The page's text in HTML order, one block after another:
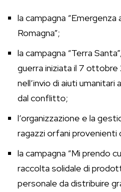
la campagna “Emergenza
Romagna”;
la campagna “Terra
guerra iniziata il 7
nell’invio di aiuti
dal conflitto;
l’organizzazione e la
ragazzi orfani provenienti
la campagna “Mi prendo
raccolta solidale di
personale da distribuire